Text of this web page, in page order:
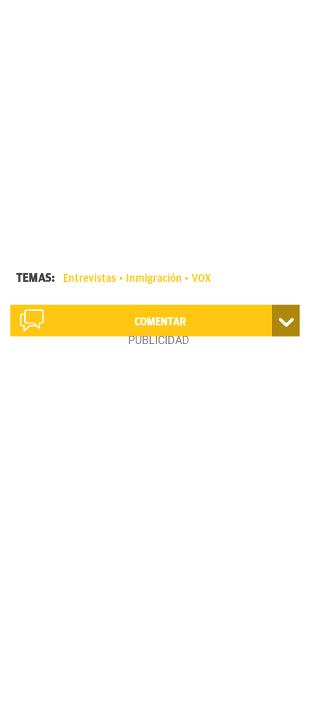
TEMAS: Entrevistas Inmigración VOX
COMENTAR